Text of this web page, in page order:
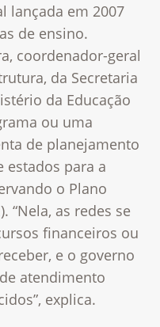
lançada em 2007
de ensino.
coordenador-geral
da Secretaria
da Educação
ou uma
de planejamento
estados para a
o Plano
“Nela, as redes se
financeiros ou
e o governo
atendimento
explica.